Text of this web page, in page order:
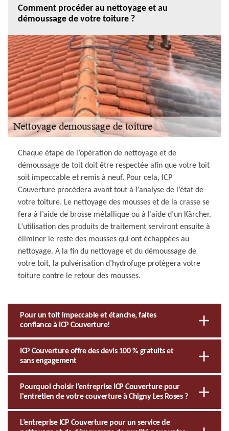
Comment procéder au nettoyage et au
démoussage de votre toiture ?
Chaque étape de l’opération de nettoyage et de
démoussage de toit doit être respectée afin que votre toit
soit impeccable et remis à neuf. Pour cela, ICP
Couverture procèdera avant tout à l’analyse de l’état de
votre toiture. Le nettoyage des mousses et de la crasse se
fera à l’aide de brosse métallique ou à l’aide d’un Kärcher.
L’utilisation des produits de traitement serviront ensuite à
éliminer le reste des mousses qui ont échappées au
nettoyage. A la fin du nettoyage et du démoussage de
votre toit, la pulvérisation d’hydrofuge protègera votre
toiture contre le retour des mousses.
Pour un toit impeccable et étanche, faites
confiance à ICP Couverture!
ICP Couverture offre des devis 100 % gratuits et
sans engagement
Pourquoi choisir l’entreprise ICP Couverture pour
l'entretien de votre couverture à Chigny Les Roses ?
L’entreprise ICP Couverture pour un service de